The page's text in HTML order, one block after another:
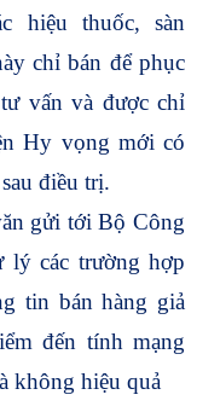
hiệu thuốc, sàn
chỉ bán để phục
vấn và được chỉ
Hy vọng mới có
điều trị.
gửi tới Bộ Công
lý các trường hợp
tin bán hàng giả
đến tính mạng
không hiệu quả